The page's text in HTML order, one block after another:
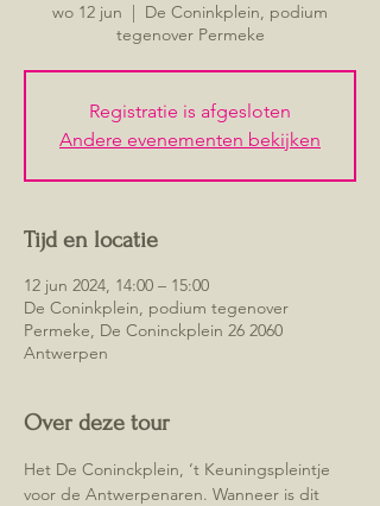
wo 12 jun
  |
De Coninkplein, podium
tegenover Permeke
Registratie is afgesloten
Andere evenementen bekijken
Tijd en locatie
12 jun 2024, 14:00 – 15:00
De Coninkplein, podium tegenover
Permeke, De Coninckplein 26 2060
Antwerpen
Over deze tour
Het De Coninckplein, ‘t Keuningspleintje
voor de Antwerpenaren. Wanneer is dit